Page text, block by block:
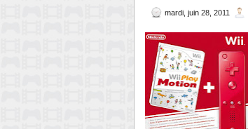
mardi, juin 28, 2011